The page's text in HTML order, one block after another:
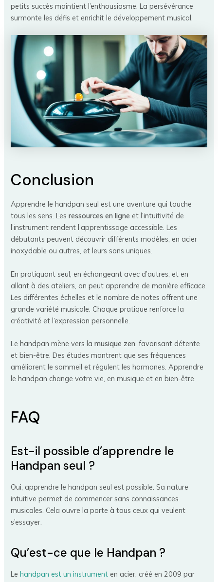
petits succès maintient l’enthousiasme. La persévérance
surmonte les défis et enrichit le développement musical.
Conclusion
Apprendre le handpan seul est une aventure qui touche
tous les sens. Lesressources en ligne et l’intuitivité de
l’instrument rendent l’apprentissage accessible. Les
débutants peuvent découvrir différents modèles, en acier
inoxydable ou autres, et leurs sons uniques.
En pratiquant seul, en échangeant avec d’autres, et en
allant à des ateliers, on peut apprendre de manière efficace.
Les différentes échelles et le nombre de notes offrent une
grande variété musicale. Chaque pratique renforce la
créativité et l’expression personnelle.
Le handpan mène vers lamusique zen, favorisant détente
et bien-être. Des études montrent que ses fréquences
améliorent le sommeil et régulent les hormones. Apprendre
le handpan change votre vie, en musique et en bien-être.
FAQ
Est-il possible d’apprendre le
Handpan seul ?
Oui, apprendre le handpan seul est possible. Sa nature
intuitive permet de commencer sans connaissances
musicales. Cela ouvre la porte à tous ceux qui veulent
s’essayer.
Qu’est-ce que le Handpan ?
Le handpan est un instrument en acier, créé en 2009 par